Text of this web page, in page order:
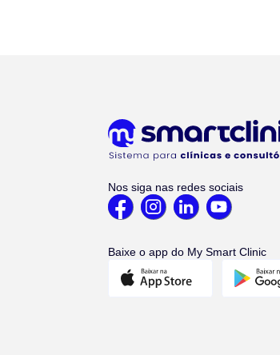
Nos siga nas redes sociais
Baixe o app do My Smart Clinic